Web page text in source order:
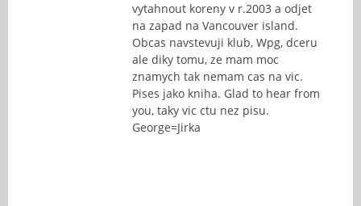
vytahnout koreny v r.2003 a odjet
na zapad na Vancouver island.
Obcas navstevuji klub, Wpg, dceru
ale diky tomu, ze mam moc
znamych tak nemam cas na vic.
Pises jako kniha. Glad to hear from
you, taky vic ctu nez pisu.
George=Jirka